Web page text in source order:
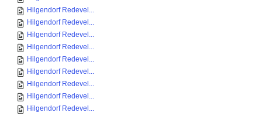
Hilgendorf Redevel...
Hilgendorf Redevel...
Hilgendorf Redevel...
Hilgendorf Redevel...
Hilgendorf Redevel...
Hilgendorf Redevel...
Hilgendorf Redevel...
Hilgendorf Redevel...
Hilgendorf Redevel...